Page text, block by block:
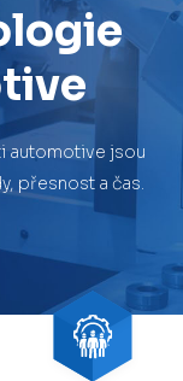
automotive jsou
přesnost a čas.